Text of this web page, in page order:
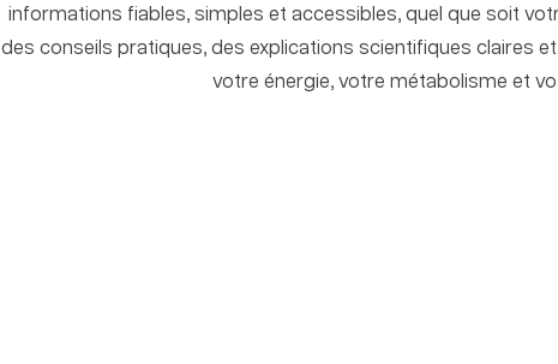
informations fiables, simples et accessibles, quel que soit
des conseils pratiques, des explications scientifiques claires
votre énergie, votre métabolisme et